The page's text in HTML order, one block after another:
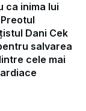
ca inima lui
Dani Cek
salvarea
cele mai